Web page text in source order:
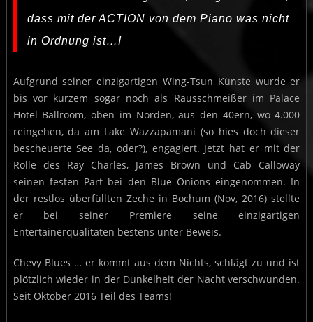
dass mit der ACTION von dem Piano was nicht
in Ordnung ist…!
Aufgrund seiner einzigartigen Wing-Tsun Künste wurde er
bis vor kurzem sogar noch als Rausschmeißer im Palace
Hotel Ballroom, oben im Norden, aus den 40ern, wo 4.000
reingehen, da am Lake Wazzapamani (so hies doch dieser
bescheuerte See da, oder?), engagiert. Jetzt hat er mit der
Rolle des Ray Charles, James Brown und Cab Calloway
seinen festen Part bei den Blue Onions eingenommen. In
der restlos überfüllten Zeche in Bochum (Nov, 2016) stellte
er bei seiner Premiere seine einzigartigen
Entertainerqualitäten bestens unter Beweis.
Chevy Blues … er kommt aus dem Nichts, schlägt zu und ist
plötzlich wieder in der Dunkelheit der Nacht verschwunden.
Seit Oktober 2016 Teil des Teams!